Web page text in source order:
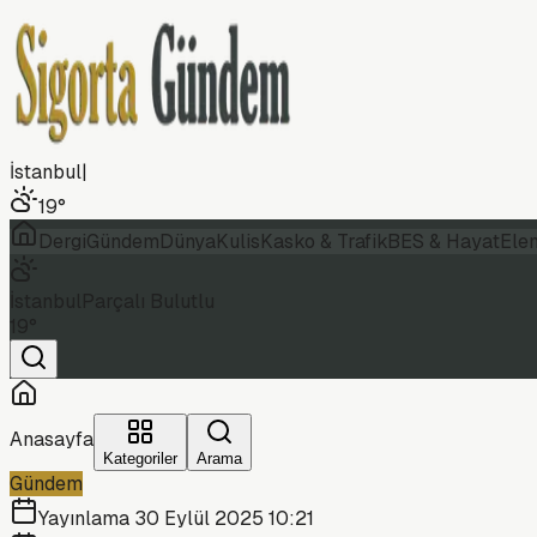
İstanbul|
19°
DergiGündemDünyaKulisKasko & TrafikBES & Hayat
Anasayfa
Kategoriler Arama
Gündem
Yayınlama 30 Eylül 2025 10:21